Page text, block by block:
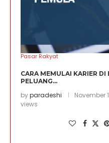
Pasar Rakyat
CARA MEMULAI KARIER
PELUANG...
byparadeshi November
views